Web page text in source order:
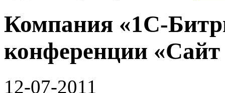
Компания «1С-
конференции «Сайт
12-07-2011